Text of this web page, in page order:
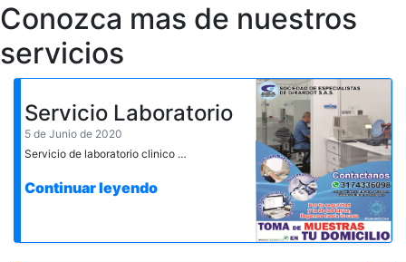
Conozca mas de nuestros
servicios
Servicio Laboratorio
5 de Junio de 2020
Servicio de laboratorio clinico a domicilio
Continuar leyendo